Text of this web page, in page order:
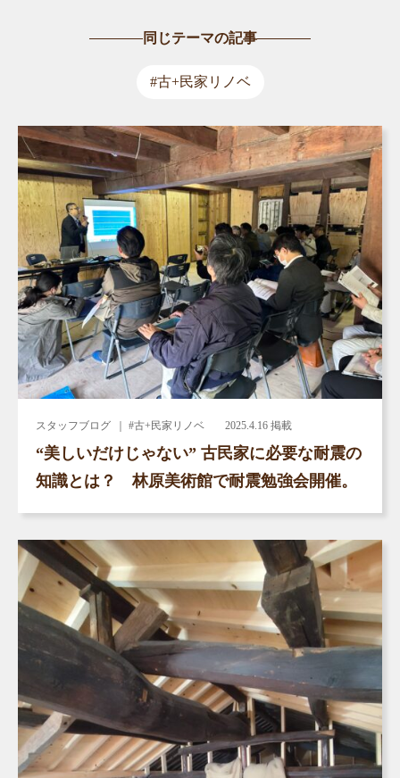
同じテーマの記事
#古+民家リノベ
スタッフブログ ｜ #古+民家リノベ 2025.4.16 掲載
“美しいだけじゃない” 古民家に必要な耐震の
知識とは？ 林原美術館で耐震勉強会開催。